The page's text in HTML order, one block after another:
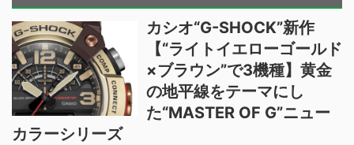
カシオ“G-SHOCK”新作
【“ライトイエローゴールド
×ブラウン”で3機種】黄金
の地平線をテーマにし
た“MASTER OF G”ニュー
カラーシリーズ